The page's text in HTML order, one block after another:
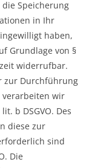
die Speicherung
in Ihr
haben,
Grundlage von §
widerrufbar.
zur Durchführung
wir
b DSGVO. Des
diese zur
sind
Die